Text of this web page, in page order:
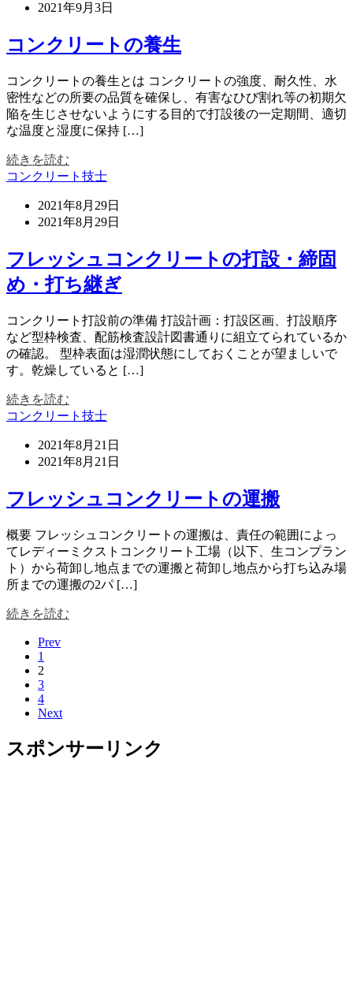
2021年9月3日
コンクリートの養生
コンクリートの養生とは コンクリートの強度、耐久性、水
密性などの所要の品質を確保し、有害なひび割れ等の初期欠
陥を生じさせないようにする目的で打設後の一定期間、適切
な温度と湿度に保持 […]
続きを読む
コンクリート技士
2021年8月29日
2021年8月29日
フレッシュコンクリートの打設・締固
め・打ち継ぎ
コンクリート打設前の準備 打設計画：打設区画、打設順序
など型枠検査、配筋検査設計図書通りに組立てられているか
の確認。 型枠表面は湿潤状態にしておくことが望ましいで
す。乾燥していると […]
続きを読む
コンクリート技士
2021年8月21日
2021年8月21日
フレッシュコンクリートの運搬
概要 フレッシュコンクリートの運搬は、責任の範囲によっ
てレディーミクストコンクリート工場（以下、生コンプラン
ト）から荷卸し地点までの運搬と荷卸し地点から打ち込み場
所までの運搬の2パ […]
続きを読む
Prev
1
2
3
4
Next
スポンサーリンク